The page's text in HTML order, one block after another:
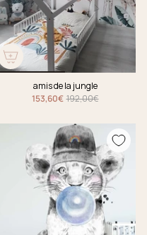
amis de la jungle
153,60€ 192,00€